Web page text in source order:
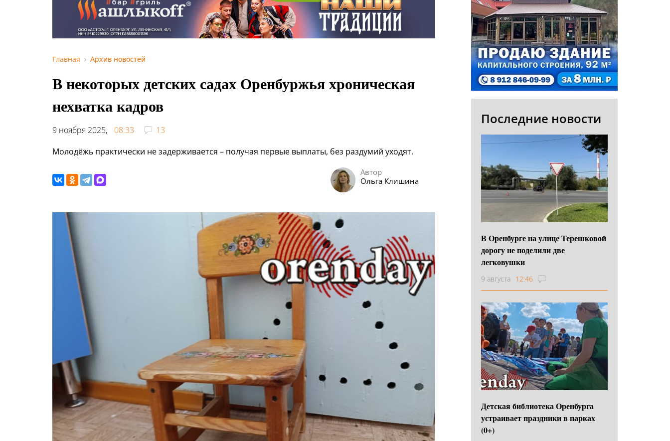
Главная Архив новостей
В некоторых детских садах Оренбуржья хроническая
нехватка кадров
9 ноября 2025, 08:33
13
Молодёжь практически не задерживается – получая первые выплаты, без раздумий уходят.
Автор
Ольга Клишина
Последние новости
В Оренбурге на улице Терешковой
дорогу не поделили две
легковушки
9 августа 12:46
Детская библиотека Оренбурга
устраивает праздники в парках
(0+)